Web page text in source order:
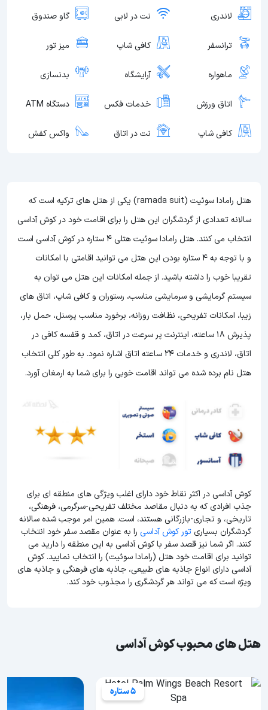
لاندری نت در لابی گاو صندوق
ترانسفر کافی شاپ میز تور
ماهواره آرایشگاه بدنسازی
اتاق ورزش خدمات فکس دستگاه ATM
کافی شاپ نت در اتاق واکس کفش
هتل رامادا سوئیت (ramada suit) یکی از هتل های ترکیه است که
سالانه تعدادی از گردشگران این هتل را برای اقامت خود در کوش آداسی
انتخاب می کنند. هتل رامادا سوئیت هتلی 4 ستاره در کوش آداسی است
و با توجه به 4 ستاره بودن این هتل
می توانید اقامتی با امکانات
تقریبا خوب را داشته باشید. از جمله امکانات این هتل می توان به
سیستم گرمایشی و سرمایشی مناسب، رستوران و کافی شاپ، اتاق های
زیبا، امکانات تفریحی، نظافت روزانه، برخورد مناسب پرسنل، حمل بار،
پذیرش 18 ساعته، اینترنت پر سرعت در اتاق، کمد و قفسه کافی در
اتاق، لاندری و خدمات 24 ساعته اتاق اشاره نمود. به طور کلی انتخاب
هتل نام برده شده می تواند اقامت خوبی را برای شما به ارمغان آورد.
کوش آداسی در اکثر نقاط خود دارای اغلب ویژگی های منطقه ای برای
جذب افرادی که به دنبال مقاصد مختلف تفریحی-سرگرمی، فرهنگی،
تاریخی، و تجاری-بازرگانی هستند، است. همین امر موجب شده سالانه
گردشگران بسیاریتور کوش آداسی را به عنوان مقصد سفر خود انتخاب
کنند. اگر شما نیز قصد سفر با کوش آداسی به این منطقه را دارید می
توانید برای اقامت خود هتل (رامادا سوئیت) را انتخاب نمایید. کوش
آداسی دارای انواع جاذبه های طبیعی، جاذبه های فرهنگی و جاذبه های
ویژه است که می تواند هر گردشگری را مجذوب خود کند.
هتل های محبوب کوش آداسی
5 ستاره